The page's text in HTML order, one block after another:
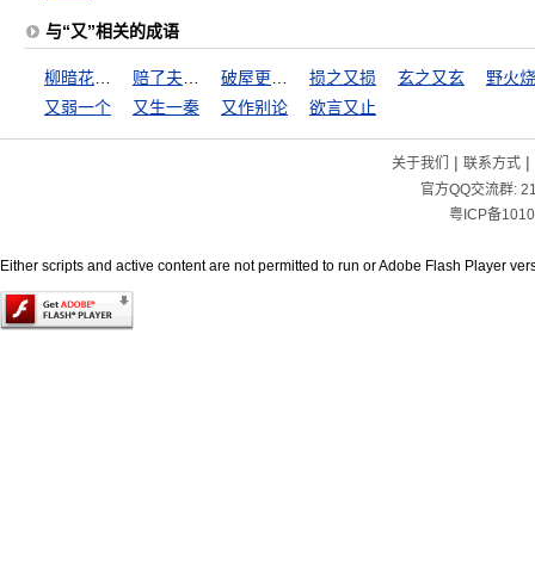
与“又”相关的成语
损之又损
玄之又玄
又弱一个
又生一秦 又作别论 欲言又止
关于我们 | 联系方式|
官方QQ交流群:
粤ICP备
Either scripts and active content are not permitted to run or Adobe Flash Player